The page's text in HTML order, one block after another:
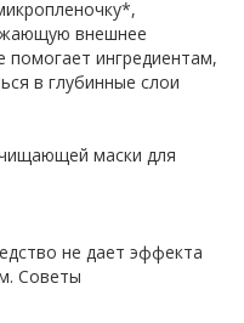
внешнее
помогает ингредиентам,
в глубинные слои
маски для
не дает эффекта
Советы